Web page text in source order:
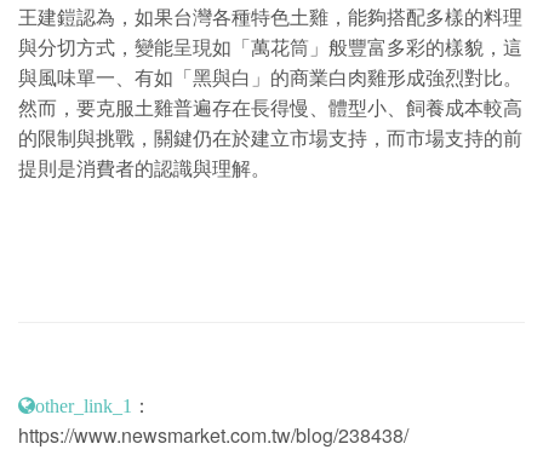
王建鎧認為，如果台灣各種特色土雞，能夠搭配多樣的料理
與分切方式，變能呈現如「萬花筒」般豐富多彩的樣貌，這
與風味單一、有如「黑與白」的商業白肉雞形成強烈對比。
然而，要克服土雞普遍存在長得慢、體型小、飼養成本較高
的限制與挑戰，關鍵仍在於建立市場支持，而市場支持的前
提則是消費者的認識與理解。
other_link_1
：
https://www.newsmarket.com.tw/blog/238438/